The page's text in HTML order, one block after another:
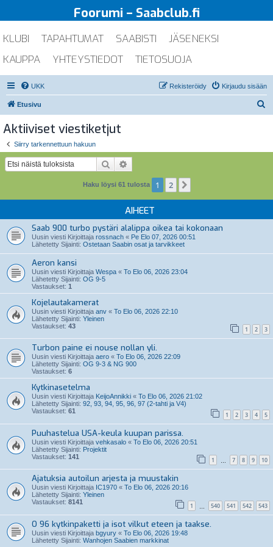
Foorumi – Saabclub.fi
KLUBI TAPAHTUMAT SAABISTI
JÄSENEKSI
KAUPPA
YHTEYSTIEDOT TIETOSUOJA
UKK Kirjaudu sisään
Rekisteröidy
Etusivu
Aktiiviset viestiketjut
Siirry tarkennettuun hakuun
Etsi
Haku löysi 61 tulosta 1 2
AIHEET
Saab 900 turbo pystäri alalippa oikea tai kokonaan
Uusin viesti Kirjoittaja rossnach « Pe Elo 07, 2026 00:51
Lähetetty Sijainti: Ostetaan Saabin osat ja tarvikkeet
Aeron kansi
Uusin viesti Kirjoittaja Wespa « To Elo 06, 2026 23:04
Lähetetty Sijainti: OG 9-5
Vastaukset: 1
Kojelautakamerat
Uusin viesti Kirjoittaja anv « To Elo 06, 2026 22:10
Lähetetty Sijainti: Yleinen
Vastaukset: 43 1 2 3
Turbon paine ei nouse nollan yli.
Uusin viesti Kirjoittaja aero « To Elo 06, 2026 22:09
Lähetetty Sijainti: OG 9-3 & NG 900
Vastaukset: 6
Kytkinasetelma
Uusin viesti Kirjoittaja KeijoAnnikki « To Elo 06, 2026 21:02
Lähetetty Sijainti: 92, 93, 94, 95, 96, 97 (2-tahti ja V4)
Vastaukset: 61 1 2 3 4 5
Puuhastelua USA-keula kuupan parissa.
Uusin viesti Kirjoittaja vehkasalo « To Elo 06, 2026 20:51
Lähetetty Sijainti: Projektit
Vastaukset: 141 1 7 8 9 10
Ajatuksia autoilun arjesta ja muustakin
Uusin viesti Kirjoittaja IC1970 « To Elo 06, 2026 20:16
Lähetetty Sijainti: Yleinen
Vastaukset: 8141 1 540 541 542 543
O 96 kytkinpaketti ja isot vilkut eteen ja taakse.
Uusin viesti Kirjoittaja bgyury « To Elo 06, 2026 19:48
Lähetetty Sijainti: Wanhojen Saabien markkinat